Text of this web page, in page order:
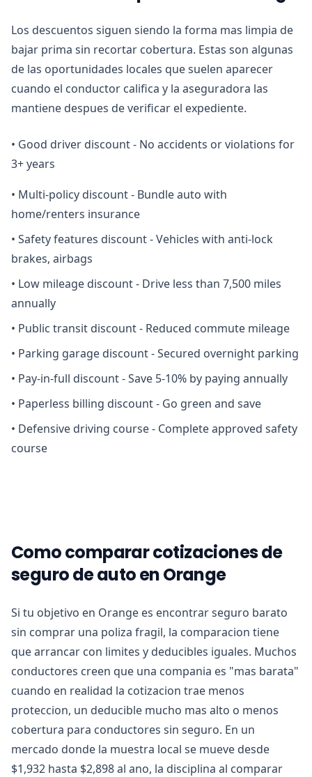
Los descuentos siguen siendo la forma mas limpia de
bajar prima sin recortar cobertura. Estas son algunas
de las oportunidades locales que suelen aparecer
cuando el conductor califica y la aseguradora las
mantiene despues de verificar el expediente.
• Good driver discount - No accidents or violations for
3+ years
• Multi-policy discount - Bundle auto with
home/renters insurance
• Safety features discount - Vehicles with anti-lock
brakes, airbags
• Low mileage discount - Drive less than 7,500 miles
annually
• Public transit discount - Reduced commute mileage
• Parking garage discount - Secured overnight parking
• Pay-in-full discount - Save 5-10% by paying annually
• Paperless billing discount - Go green and save
• Defensive driving course - Complete approved safety
course
Como comparar cotizaciones de
seguro de auto en Orange
Si tu objetivo en Orange es encontrar seguro barato
sin comprar una poliza fragil, la comparacion tiene
que arrancar con limites y deducibles iguales. Muchos
conductores creen que una compania es "mas barata"
cuando en realidad la cotizacion trae menos
proteccion, un deducible mucho mas alto o menos
cobertura para conductores sin seguro. En un
mercado donde la muestra local se mueve desde
$1,932 hasta $2,898 al ano, la disciplina al comparar